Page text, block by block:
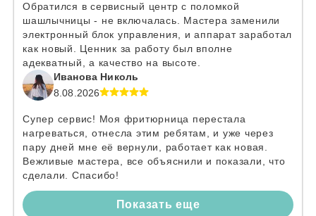
Обратился в сервисный центр с поломкой
шашлычницы - не включалась. Мастера заменили
электронный блок управления, и аппарат заработал
как новый. Ценник за работу был вполне
адекватный, а качество на высоте.
Иванова Николь
8.08.2026
Супер сервис! Моя фритюрница перестала
нагреваться, отнесла этим ребятам, и уже через
пару дней мне её вернули, работает как новая.
Вежливые мастера, все объяснили и показали, что
сделали. Спасибо!
Показать еще